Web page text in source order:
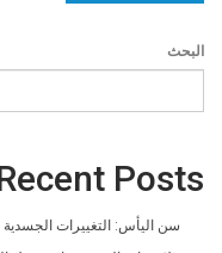
البحث
Posts
سن اليأس: التغييرات الجسدية